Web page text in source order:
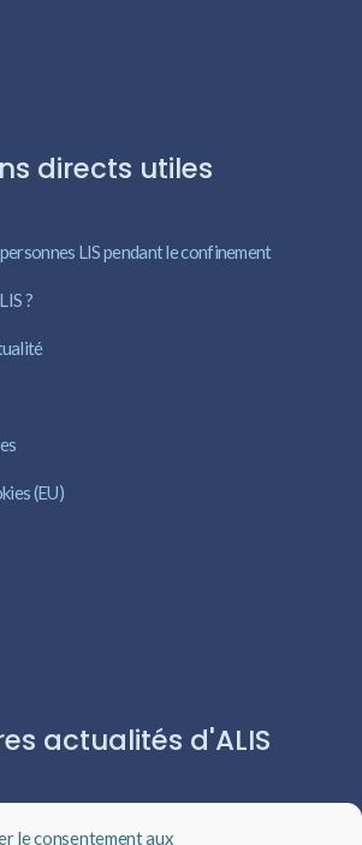
le consentement aux
directs utiles
LIS pendant le confinement
?
(EU)
actualités d'ALIS